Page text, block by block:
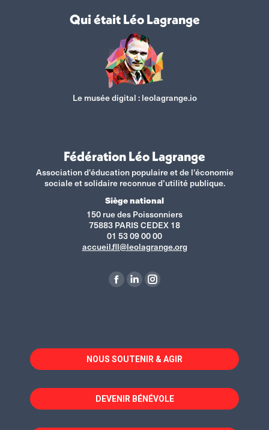
Qui était Léo Lagrange
Le musée digital :leolagrange.io
Fédération Léo Lagrange
Association d'éducation populaire et de l'économie
sociale et solidaire reconnue d’utilité publique.
Siège national
150 rue des Poissonniers
75883 PARIS CEDEX 18
01 53 09 00 00
accueil.fll@leolagrange.org
La
dans
une
fenêtre
La
dans
une
fenêtre
La
dans
une
fenêtre
NOUS SOUTENIR & AGIR
DEVENIR BÉNÉVOLE